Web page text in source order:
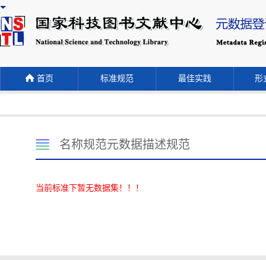
首页 标准规范 最佳实践 形
名称规范元数据描述规范
当前标准下暂无数据集！！！